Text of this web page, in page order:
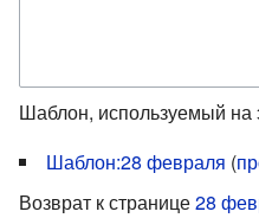
Шаблон, используемый на
Шаблон:28 февраля (
Возврат к странице28